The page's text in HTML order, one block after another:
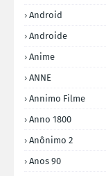
Android
Androide
Anime
ANNE
Annimo Filme
Anno 1800
Anônimo 2
Anos 90